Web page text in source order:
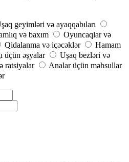
geyimləri və ayaqqabıları
və baxım
Oyuncaqlar və
Qidalanma və içəcəklər
Hamam
üçün əşyalar
Uşaq bezləri və
ratsiyalar
Analar üçün məhsullar